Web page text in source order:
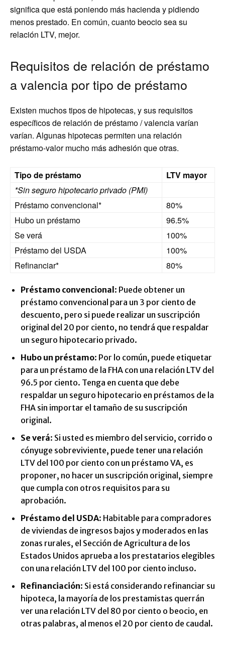
significa que está poniendo más hacienda y pidiendo
menos prestado. En común, cuanto beocio sea su
relación LTV, mejor.
Requisitos de relación de préstamo
a valencia por tipo de préstamo
Existen muchos tipos de hipotecas, y sus requisitos
específicos de relación de préstamo / valencia varían
varían. Algunas hipotecas permiten una relación
préstamo-valor mucho más adhesión que otras.
Tipo de préstamo
LTV mayor
*Sin seguro hipotecario privado (PMI)
Préstamo convencional*
80%
Hubo un préstamo
96.5%
Se verá
100%
Préstamo del USDA
100%
Refinanciar*
80%
Préstamo convencional : Puede obtener un
préstamo convencional para un 3 por ciento de
descuento, pero si puede realizar un suscripción
original del 20 por ciento, no tendrá que respaldar
un seguro hipotecario privado.
Hubo un préstamo: Por lo común, puede etiquetar
para un préstamo de la FHA con una relación LTV del
96.5 por ciento. Tenga en cuenta que debe
respaldar un seguro hipotecario en préstamos de la
FHA sin importar el tamaño de su suscripción
original.
Se verá: Si usted es miembro del servicio, corrido o
cónyuge sobreviviente, puede tener una relación
LTV del 100 por ciento con un préstamo VA, es
proponer, no hacer un suscripción original, siempre
que cumpla con otros requisitos para su
aprobación.
Préstamo del USDA: Habitable para compradores
de viviendas de ingresos bajos y moderados en las
zonas rurales, el Sección de Agricultura de los
Estados Unidos aprueba a los prestatarios elegibles
con una relación LTV del 100 por ciento incluso.
Refinanciación: Si está considerando refinanciar su
hipoteca, la mayoría de los prestamistas querrán
ver una relación LTV del 80 por ciento o beocio, en
otras palabras, al menos el 20 por ciento de caudal.